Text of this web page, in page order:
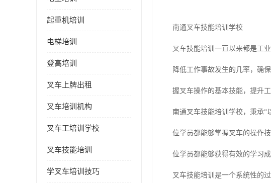
起重机培训
电梯培训
登高培训
叉车上牌出租
叉车培训机构
叉车工培训学校
叉车技能培训
学叉车培训技巧
南通叉车技能培训学校
叉车技能培训一直以来都是工
降低工作事故发生的几率，确
握叉车操作的基本技能，提升工
南通叉车技能培训学校，秉承
位学员都能够掌握叉车的操作
位学员都能够获得有效的学习成
叉车技能培训是一个系统性的